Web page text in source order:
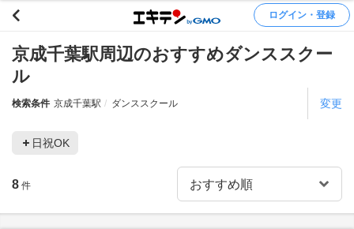
ログイン・登録
京成千葉駅周辺のおすすめダンススクー
ル
検索条件 京成千葉駅 ダンススクール 変更
日祝OK
8 件